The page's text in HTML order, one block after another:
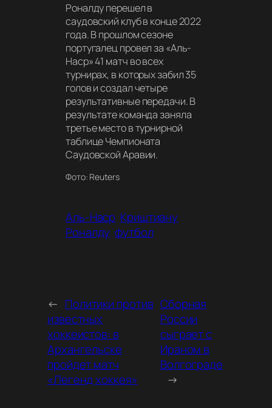
Роналду перешел в
саудовский клуб в конце 2022
года. В прошлом сезоне
португалец провел за «Аль-
Наср» 41 матч во всех
турнирах, в которых забил 35
голов и создал четыре
результативные передачи. В
результате команда заняла
третье место в турнирной
таблице Чемпионата
Саудовской Аравии.
Фото: Reuters
Аль-Наср Криштиану
Роналду футбол
← Политики против
известных
хоккеистов: в
Архангельске
пройдет матч
«Легенд хоккея»
Сборная
России
сыграет с
Ираном в
Волгограде
→